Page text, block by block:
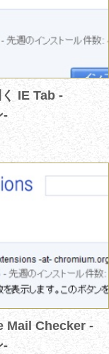
IE Tab -
-
Mail Checker -
-